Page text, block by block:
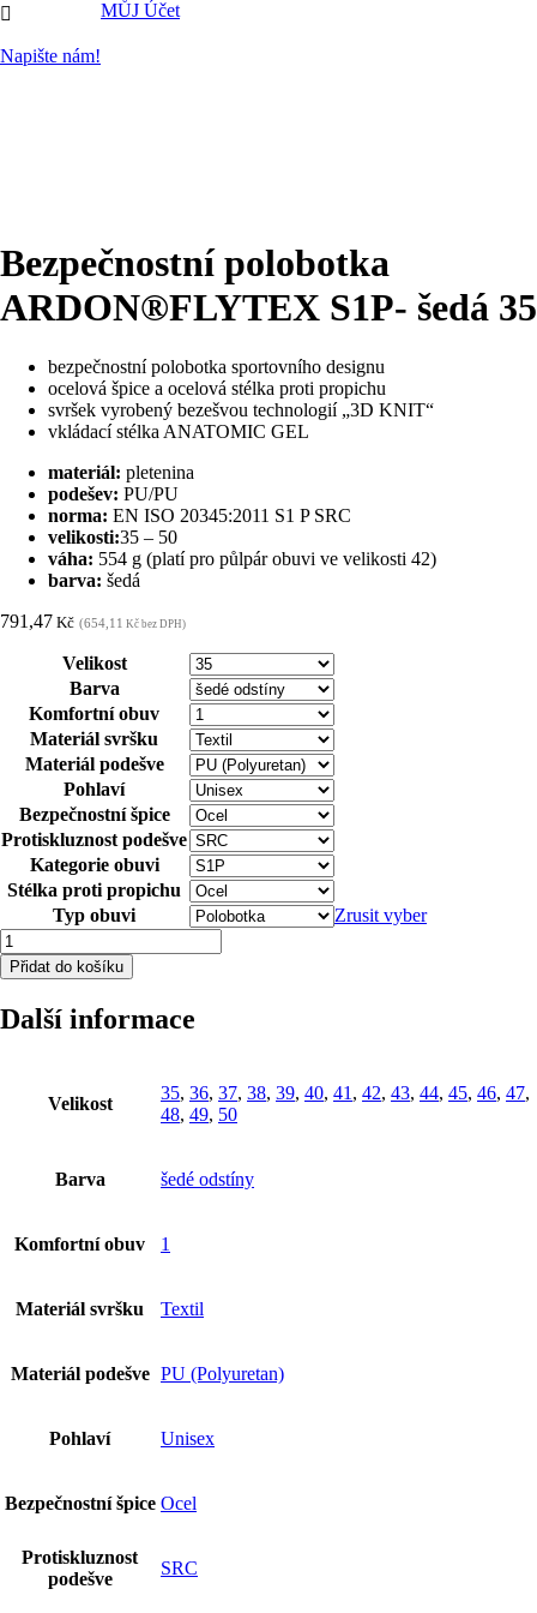

Napište nám!
MŮJ Účet
Bezpečnostní polobotka
ARDON®FLYTEX S1P- šedá 35
bezpečnostní polobotka sportovního designu
ocelová špice a ocelová stélka proti propichu
svršek vyrobený bezešvou technologií „3D KNIT“
vkládací stélka ANATOMIC GEL
materiál: pletenina
podešev: PU/PU
norma: EN ISO 20345:2011 S1 P SRC
velikosti:35 – 50
váha: 554 g (platí pro půlpár obuvi ve velikosti 42)
barva: šedá
791,47 Kč (654,11 Kč bez DPH)
Velikost
Barva
Komfortní obuv
Materiál svršku
Materiál podešve
Pohlaví
Bezpečnostní špice
Protiskluznost podešve
Kategorie obuvi
Stélka proti propichu
Typ obuvi
Zrusit vyber
Bezpečnostní
polobotka
ARDON®FLYTEX
šedá
Přidat do košíku
Další informace
Velikost
35, 36, 37, 38, 39, 40, 41 , 42, 43, 44, 45, 46, 47,
48, 49, 50
Barva šedé odstíny
Komfortní obuv 1
Materiál svršku Textil
Materiál podešve PU (Polyuretan)
Pohlaví Unisex
Bezpečnostní špice Ocel
Protiskluznost
podešve
SRC